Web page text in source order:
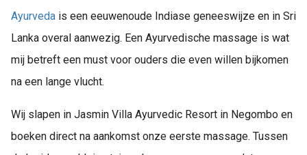
Ayurveda is een eeuwenoude Indiase geneeswijze en in Sri
Lanka overal aanwezig. Een Ayurvedische massage is wat
mij betreft een must voor ouders die even willen bijkomen
na een lange vlucht.
Wij slapen in Jasmin Villa Ayurvedic Resort in Negombo en
boeken direct na aankomst onze eerste massage. Tussen